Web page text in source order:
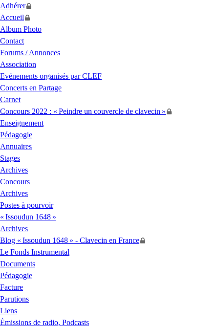
Adhérer
Accueil
Album Photo
Contact
Forums / Annonces
Association
Evénements organisés parCLEF
Concerts en Partage
Carnet
Concours 2022 : « Peindre un couvercle de clavecin »
Enseignement
Pédagogie
Annuaires
Stages
Archives
Concours
Archives
Postes à pourvoir
« Issoudun 1648 »
Archives
Blog « Issoudun 1648 » - Clavecin en France
Le Fonds Instrumental
Documents
Pédagogie
Facture
Parutions
Liens
Émissions de radio, Podcasts